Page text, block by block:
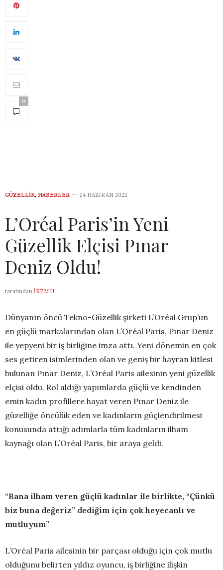
0
GÜZELLIK, HABERLER 24 HAZIRAN 2022
L’Oréal Paris’in Yeni
Güzellik Elçisi Pınar
Deniz Oldu!
tarafından İREM U.
Dünyanın öncü Tekno-Güzellik şirketi L’Oréal Grup’un
en güçlü markalarından olan L’Oréal Paris, Pınar Deniz
ile yepyeni bir iş birliğine imza attı. Yeni dönemin en çok
ses getiren isimlerinden olan ve geniş bir hayran kitlesi
bulunan Pınar Deniz, L’Oréal Paris ailesinin yeni güzellik
elçisi oldu. Rol aldığı yapımlarda güçlü ve kendinden
emin kadın profillere hayat veren Pınar Deniz ile
güzelliğe öncülük eden ve kadınların güçlendirilmesi
konusunda attığı adımlarla tüm kadınların ilham
kaynağı olan L’Oréal Paris, bir araya geldi.
“Bana ilham veren güçlü kadınlar ile birlikte, “Çünkü
biz buna değeriz” dediğim için çok heyecanlı ve
mutluyum”
L’Oréal Paris ailesinin bir parçası olduğu için çok mutlu
olduğunu belirten yıldız oyuncu, iş birliğine ilişkin